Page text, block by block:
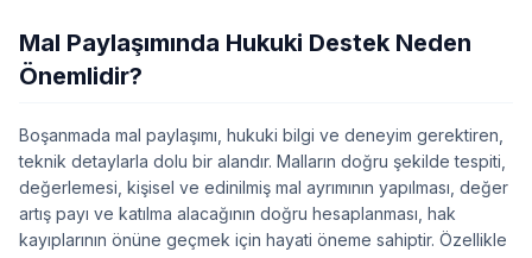
Mal Paylaşımında Hukuki Destek Neden
Önemlidir?
Boşanmada mal paylaşımı, hukuki bilgi ve deneyim gerektiren,
teknik detaylarla dolu bir alandır. Malların doğru şekilde tespiti,
değerlemesi, kişisel ve edinilmiş mal ayrımının yapılması, değer
artış payı ve katılma alacağının doğru hesaplanması, hak
kayıplarının önüne geçmek için hayati öneme sahiptir. Özellikle